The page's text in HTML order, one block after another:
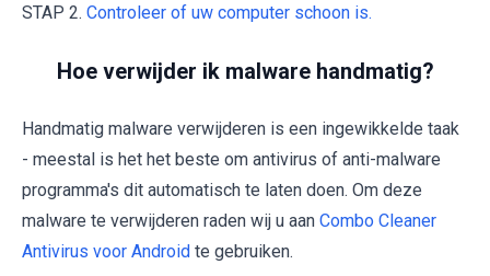
STAP 2. Controleer of uw computer schoon is.
Hoe verwijder ik malware handmatig?
Handmatig malware verwijderen is een ingewikkelde taak
- meestal is het het beste om antivirus of anti-malware
programma's dit automatisch te laten doen. Om deze
malware te verwijderen raden wij u aan Combo Cleaner
Antivirus voor Android te gebruiken.